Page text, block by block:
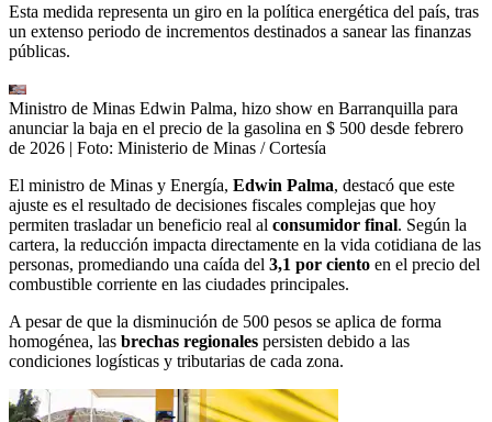
Esta medida representa un giro en la política energética del país, tras
un extenso periodo de incrementos destinados a sanear las finanzas
públicas.
Ministro de Minas Edwin Palma, hizo show en Barranquilla para
anunciar la baja en el precio de la gasolina en $ 500 desde febrero
de 2026 | Foto: Ministerio de Minas / Cortesía
El ministro de Minas y Energía, Edwin Palma, destacó que este
ajuste es el resultado de decisiones fiscales complejas que hoy
permiten trasladar un beneficio real al consumidor final. Según la
cartera, la reducción impacta directamente en la vida cotidiana de las
personas, promediando una caída del 3,1 por ciento en el precio del
combustible corriente en las ciudades principales.
A pesar de que la disminución de 500 pesos se aplica de forma
homogénea, las brechas regionales persisten debido a las
condiciones logísticas y tributarias de cada zona.